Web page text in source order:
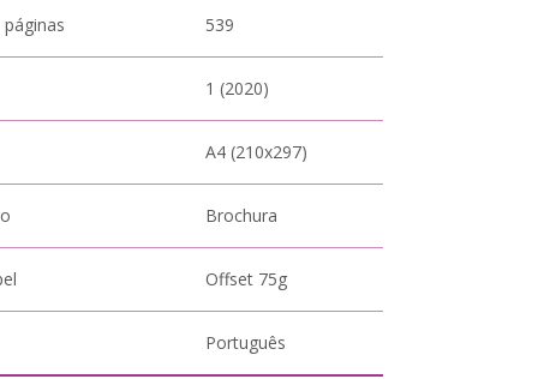
539
1 (2020)
A4 (210x297)
Brochura
Offset 75g
Português